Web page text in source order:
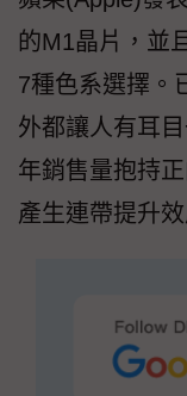
的M1晶片，並
7種色系選擇。
外都讓人有耳
年銷售量抱持
產生連帶提升效